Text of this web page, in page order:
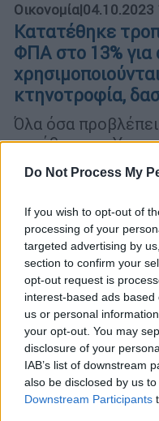
Do Not Process My
If you wish to opt-out of
processing of your
targeted advertising by
section to confirm your
opt-out request is
interest-based ads
us or personal
your opt-out. You may
disclosure of your
IAB’s list of downstream
also be disclosed by us
Downstream Participants
Οικονομία|04.10.2023
Κατατέθηκε
ΦΠΑ στο 13% για
κτηνοτροφία,
Όλα όσα
κατέθεσε το
Βουλή